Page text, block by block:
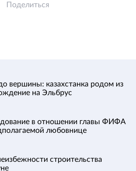
Поделиться
вершины: казахстанка родом из
на Эльбрус
в отношении главы ФИФА
любовнице
строительства